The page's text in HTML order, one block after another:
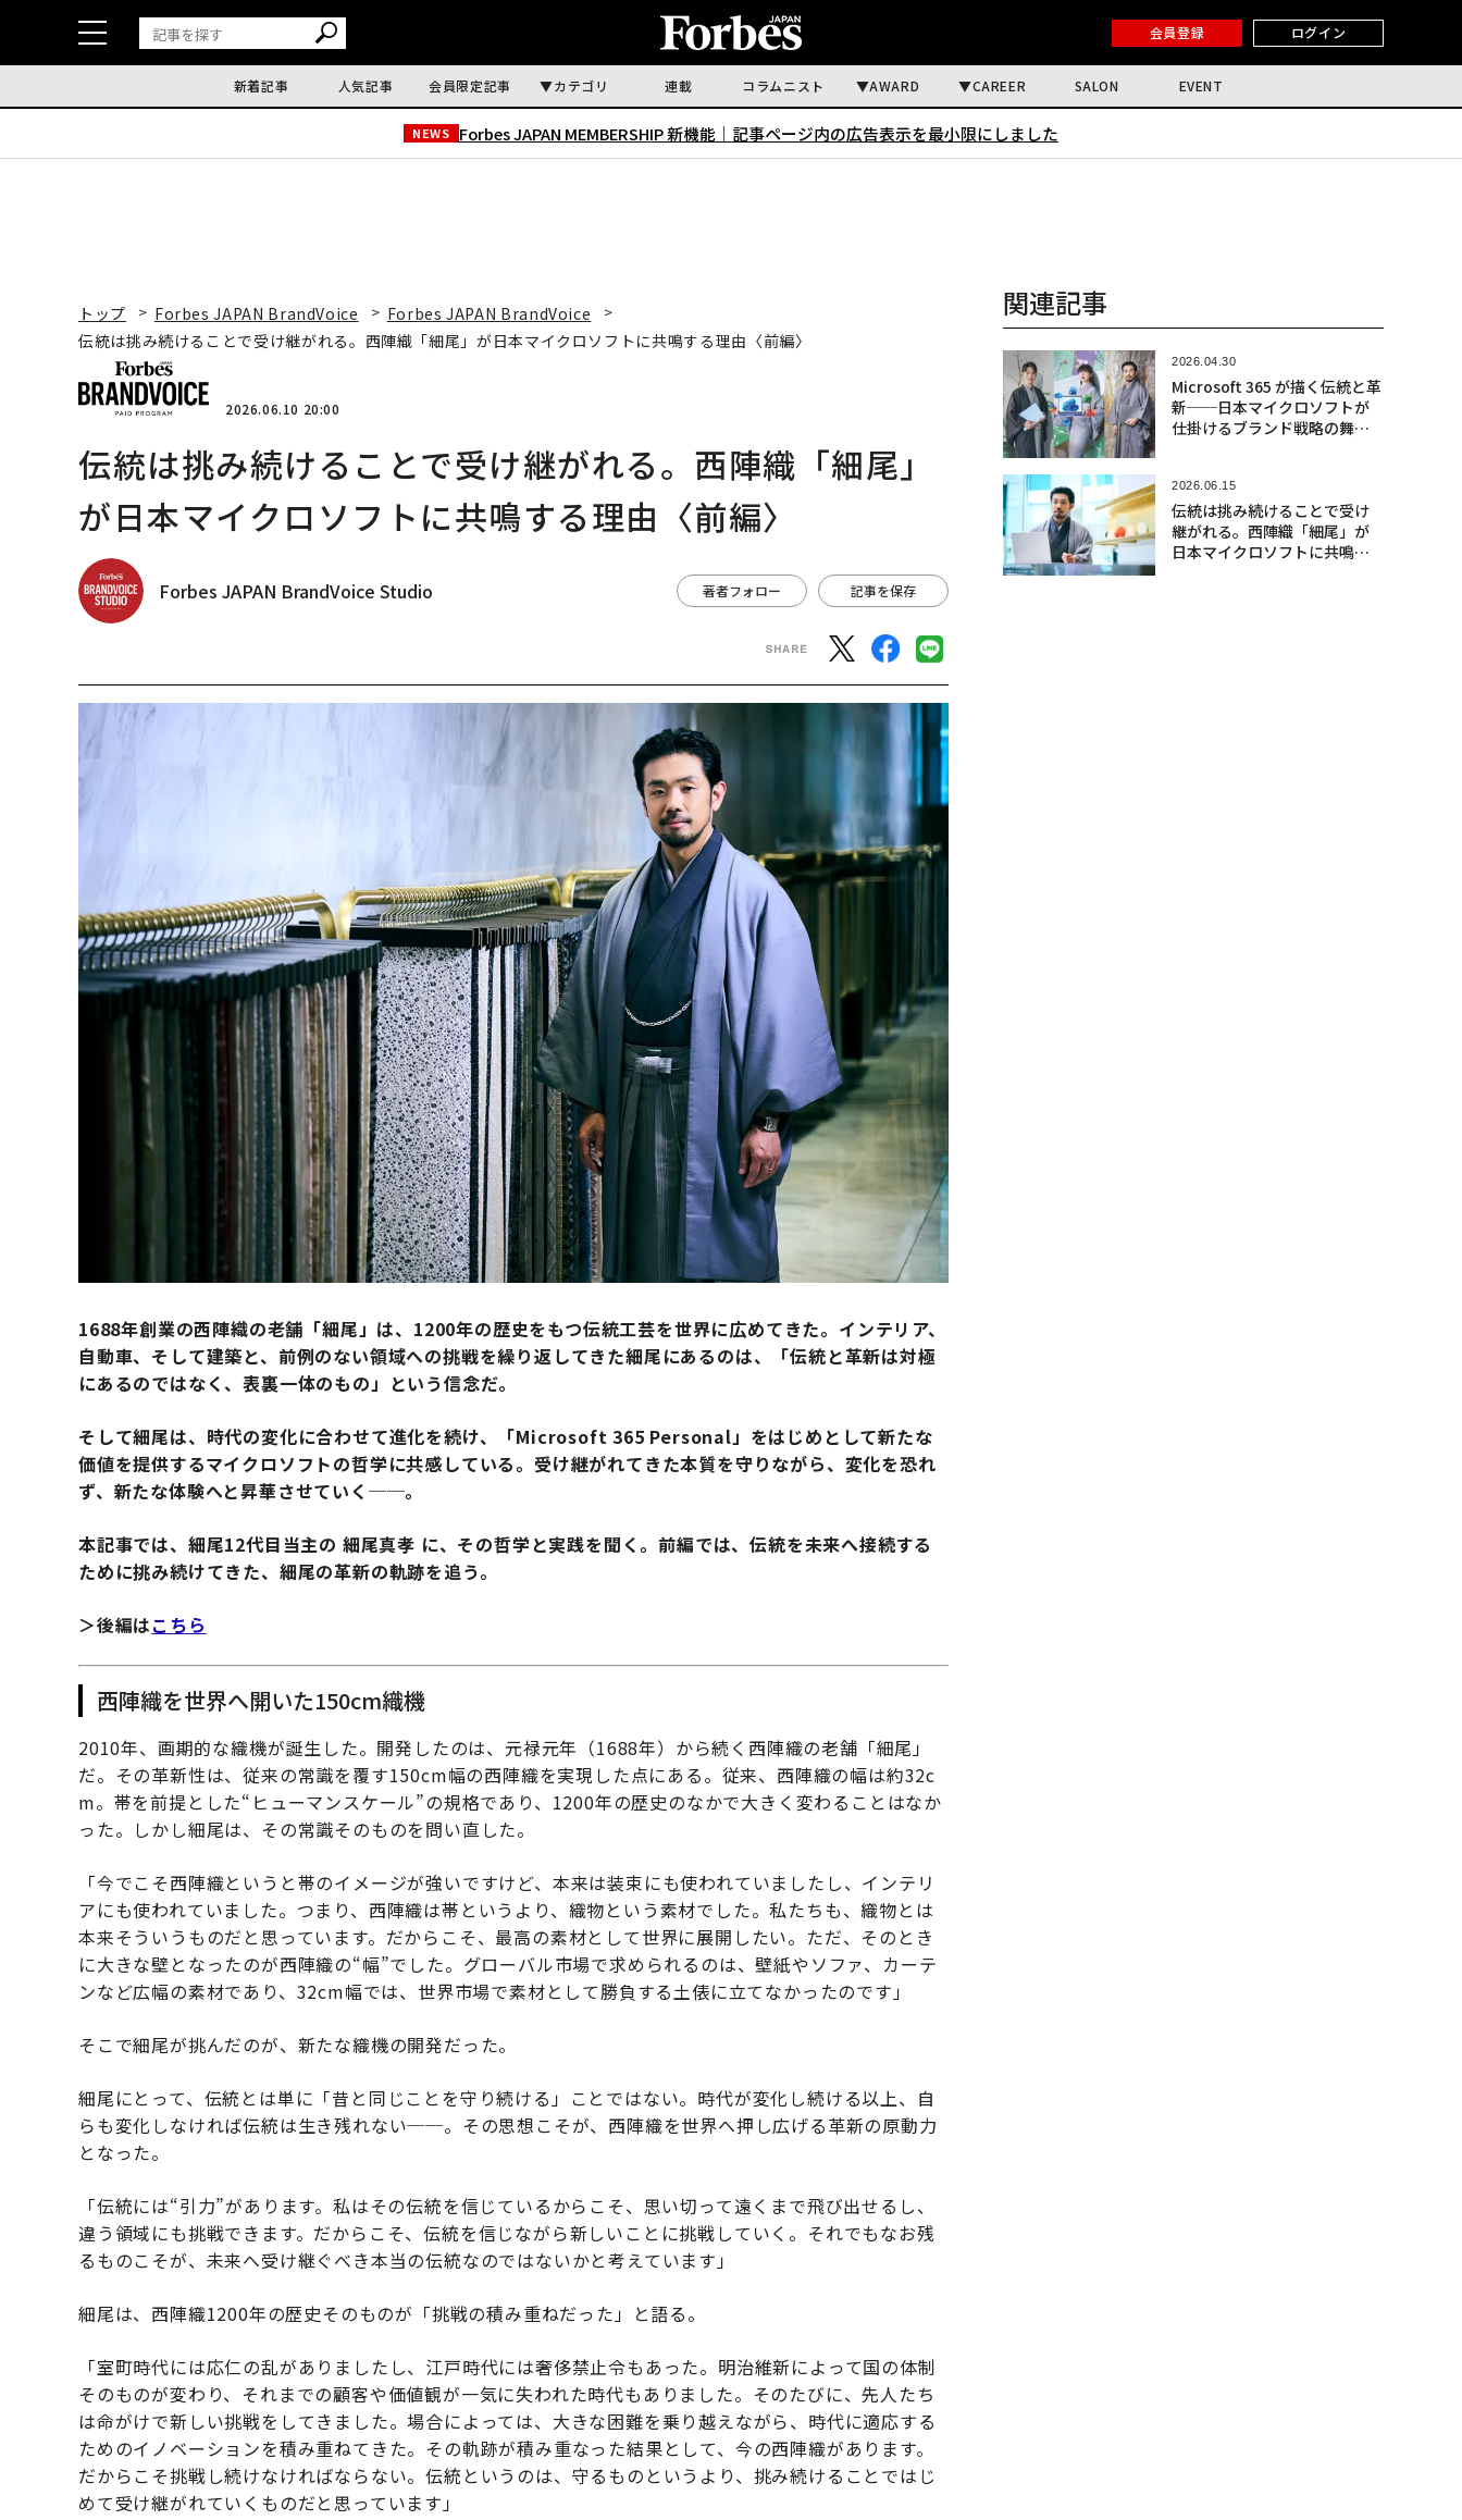
会員登録 ログイン
新着記事 人気記事 会員限定記事 カテゴリ 連載 コラムニスト AWARD CAREER SALON EVENT
NEWS Forbes JAPAN MEMBERSHIP 新機能｜ 記事ページ内の広告表示を最小限にしました
トップ Forbes JAPAN BrandVoice
Forbes JAPAN BrandVoice
伝統は挑み続けることで受け継がれる。西陣織「細尾」が日本マイクロソフトに共鳴する理由〈前編〉
2026.06.10 20:00
伝統は挑み続けることで受け継がれる。西陣織「細尾」
が日本マイクロソフトに共鳴する理由〈前編〉
Forbes JAPAN BrandVoice Studio 著者フォロー 記事を保存
1688年創業の西陣織の老舗「細尾」は、1200年の歴史をもつ伝統工芸を世界に広めてきた。インテリア、
自動車、そして建築と、前例のない領域への挑戦を繰り返してきた細尾にあるのは、「伝統と革新は対極
にあるのではなく、表裏一体のもの」という信念だ。
そして細尾は、時代の変化に合わせて進化を続け、「Microsoft 365 Personal」をはじめとして新たな
価値を提供するマイクロソフトの哲学に共感している。受け継がれてきた本質を守りながら、変化を恐れ
ず、新たな体験へと昇華させていく──。
本記事では、細尾12代目当主の 細尾真孝 に、その哲学と実践を聞く。前編では、伝統を未来へ接続する
ために挑み続けてきた、細尾の革新の軌跡を追う。
＞後編はこちら
西陣織を世界へ開いた150cm織機
2010年、画期的な織機が誕生した。開発したのは、元禄元年（1688年）から続く西陣織の老舗「細尾」
だ。その革新性は、従来の常識を覆す150cm幅の西陣織を実現した点にある。従来、西陣織の幅は約32c
m。帯を前提とした“ヒューマンスケール”の規格であり、1200年の歴史のなかで大きく変わることはなか
った。しかし細尾は、その常識そのものを問い直した。
「今でこそ西陣織というと帯のイメージが強いですけど、本来は装束にも使われていましたし、インテリ
アにも使われていました。つまり、西陣織は帯というより、織物という素材でした。私たちも、織物とは
本来そういうものだと思っています。だからこそ、最高の素材として世界に展開したい。ただ、そのとき
に大きな壁となったのが西陣織の“幅”でした。グローバル市場で求められるのは、壁紙やソファ、カーテ
ンなど広幅の素材であり、32cm幅では、世界市場で素材として勝負する土俵に立てなかったのです」
そこで細尾が挑んだのが、新たな織機の開発だった。
細尾にとって、伝統とは単に「昔と同じことを守り続ける」ことではない。時代が変化し続ける以上、自
らも変化しなければ伝統は生き残れない──。その思想こそが、西陣織を世界へ押し広げる革新の原動力
となった。
「伝統には“引力”があります。私はその伝統を信じているからこそ、思い切って遠くまで飛び出せるし、
違う領域にも挑戦できます。だからこそ、伝統を信じながら新しいことに挑戦していく。それでもなお残
るものこそが、未来へ受け継ぐべき本当の伝統なのではないかと考えています」
細尾は、西陣織1200年の歴史そのものが「挑戦の積み重ねだった」と語る。
「室町時代には応仁の乱がありましたし、江戸時代には奢侈禁止令もあった。明治維新によって国の体制
そのものが変わり、それまでの顧客や価値観が一気に失われた時代もありました。そのたびに、先人たち
は命がけで新しい挑戦をしてきました。場合によっては、大きな困難を乗り越えながら、時代に適応する
ためのイノベーションを積み重ねてきた。その軌跡が積み重なった結果として、今の西陣織があります。
だからこそ挑戦し続けなければならない。伝統というのは、守るものというより、挑み続けることではじ
めて受け継がれていくものだと思っています」
関連記事
2026.04.30
Microsoft 365 が描く伝統と革
新──日本マイクロソフトが
仕掛けるブランド戦略の舞台
2026.06.15
伝統は挑み続けることで受け
継がれる。西陣織「細尾」が
日本マイクロソフトに共鳴す